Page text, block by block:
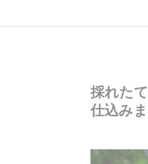
採れた
仕込み